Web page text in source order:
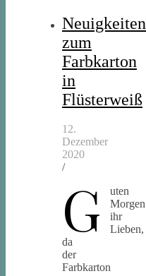
Neuigkeiten
zum
Farbkarton
in
Flüsterweiß
12.
Dezember
2020
/
G
uten
Morgen
ihr
Lieben,
da
der
Farbkarton